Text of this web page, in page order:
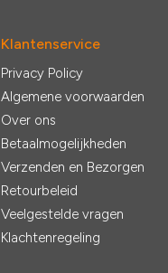
Klantenservice
Privacy Policy
Algemene voorwaarden
Over ons
Betaalmogelijkheden
Verzenden en Bezorgen
Retourbeleid
Veelgestelde vragen
Klachtenregeling